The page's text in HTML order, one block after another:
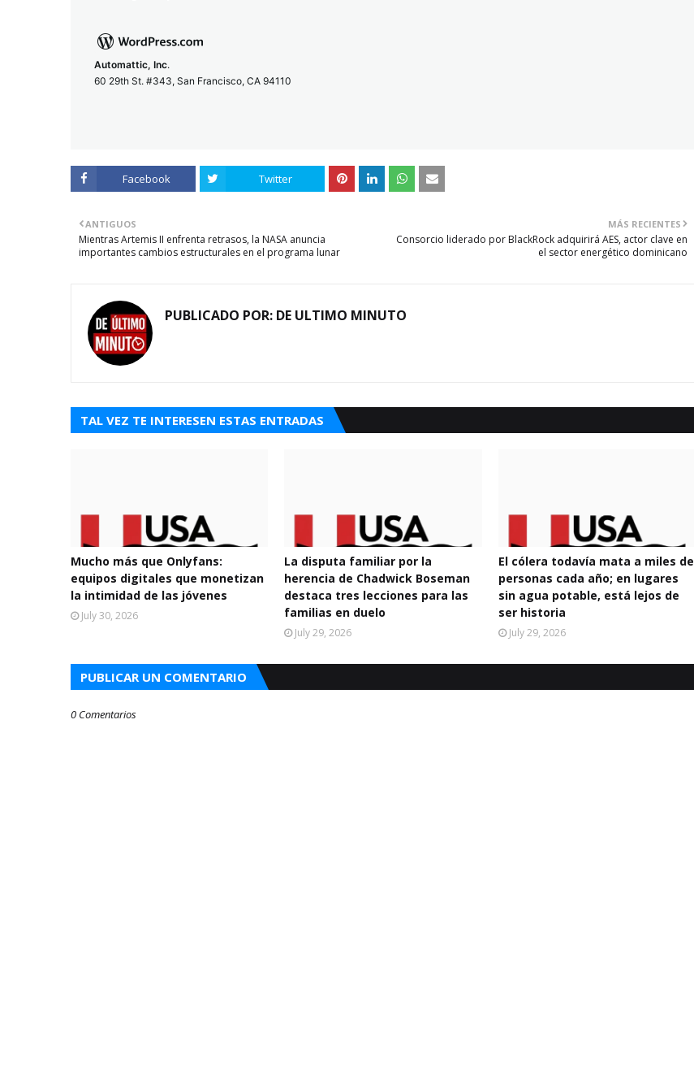
Automattic, Inc.
60 29th St. #343, San Francisco, CA 94110
Facebook Twitter
MÁS RECIENTES
Consorcio liderado por BlackRock adquirirá AES, actor clave en
el sector energético dominicano
ANTIGUOS
Mientras Artemis II enfrenta retrasos, la NASA anuncia
importantes cambios estructurales en el programa lunar
PUBLICADO POR: DE ULTIMO MINUTO
TAL VEZ TE INTERESEN ESTAS ENTRADAS
Mucho más que Onlyfans:
equipos digitales que monetizan
la intimidad de las jóvenes
July 30, 2026
La disputa familiar por la
herencia de Chadwick Boseman
destaca tres lecciones para las
familias en duelo
July 29, 2026
El cólera todavía mata a miles de
personas cada año; en lugares
sin agua potable, está lejos de
ser historia
July 29, 2026
PUBLICAR UN COMENTARIO
0 Comentarios